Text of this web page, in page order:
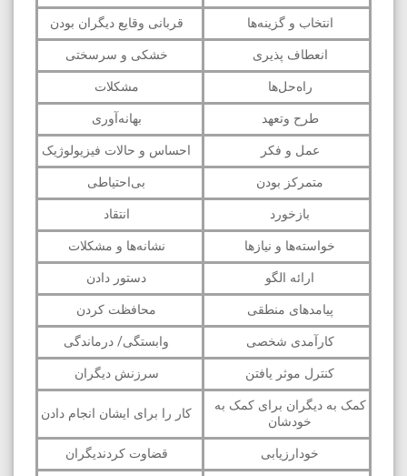
انتخاب و گزینه‌ها قربانی وقایع دیگران بودن
انعطاف پذیری خشکی و سرسختی
راه‌حل‌ها مشکلات
طرح وتعهد بهانه‌آوری
عمل و فکر احساس و حالات فیزیولوژیک
متمرکز بودن بی‌احتیاطی
بازخورد انتقاد
خواسته‌ها و نیازها نشانه‌ها و مشکلات
ارائه الگو دستور دادن
پیامدهای منطقی محافظت کردن
کارآمدی شخصی وابستگی/ درماندگی
کنترل موثر یافتن سرزنش دیگران
کمک به دیگران برای کمک به
خودشان
کار را برای ایشان انجام دادن
خودارزیابی قضاوت کردندیگران